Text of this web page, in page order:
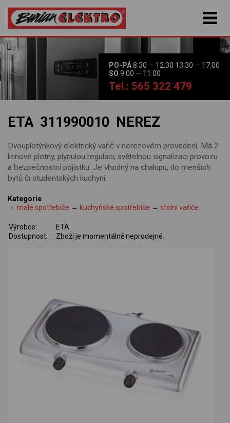
PO-PÁ8:30 — 12:30 13:30 — 17:00
SO 9:00 — 11:00
Tel.: 565 322 479
ETA 311990010 NEREZ
Dvouplotýnkový elektrický vařič v nerezovém provedení. Má 2
litinové plotny, plynulou regulaci, světelnou signalizaci provozu
a bezpečnostní pojistku. Je vhodný na chalupu, do menších
bytů či studentských kuchyní.
Kategorie
malé spotřebiče → kuchyňské spotřebiče →stolní vařiče
Výrobce:
ETA
Dostupnost:
Zboží je momentálně neprodejné.